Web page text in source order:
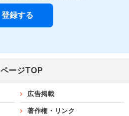
ページTOP
広告掲載
著作権・リンク